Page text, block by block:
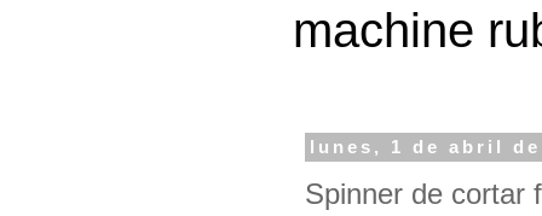
machine
lunes, 1 de abril
Spinner de cortar